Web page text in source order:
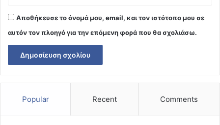
Αποθήκευσε το όνομά μου, email, και τον ιστότοπο μου σε
αυτόν τον πλοηγό για την επόμενη φορά που θα σχολιάσω.
Popular Recent Comments